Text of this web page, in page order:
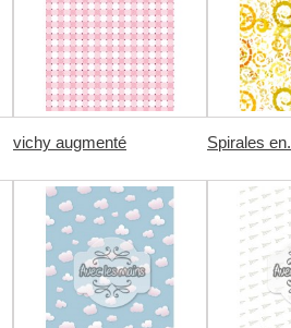
vichy augmenté Spirales